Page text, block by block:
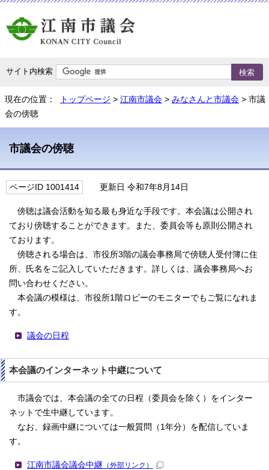
サイト内検索
現在の位置： トップページ > 江南市議会 > みなさんと市議会 > 市議
会の傍聴
市議会の傍聴
ページID 1001414 更新日 令和7年8月14日
傍聴は議会活動を知る最も身近な手段です。本会議は公開され
ており傍聴することができます。また、委員会等も原則公開され
ております。
傍聴される場合は、市役所3階の議会事務局で傍聴人受付簿に住
所、氏名をご記入していただきます。詳しくは、議会事務局へお
問い合わせください。
本会議の模様は、市役所1階ロビーのモニターでもご覧になれま
す。
議会の日程
本会議のインターネット中継について
市議会では、本会議の全ての日程（委員会を除く）をインター
ネットで生中継しています。
なお、録画中継については一般質問（1年分）を配信していま
す。
江南市議会議会中継 （外部リンク）